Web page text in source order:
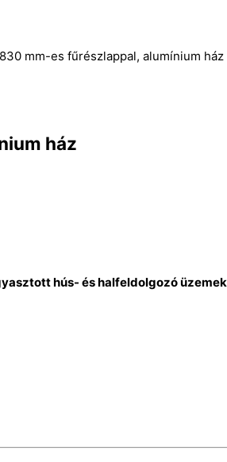
mm-es fűrészlappal, alumínium ház
ház
hús- és halfeldolgozó üzemek